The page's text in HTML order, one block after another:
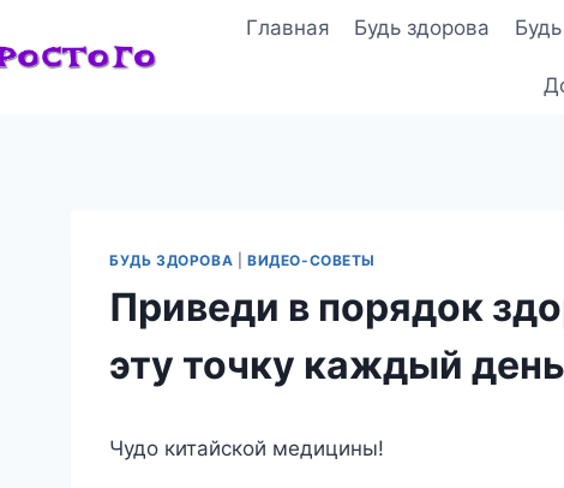
Главная Будь здорова
БУДЬ ЗДОРОВА ВИДЕО-СОВЕТЫ
Приведи в порядок
эту точку каждый
Чудо китайской медицины!